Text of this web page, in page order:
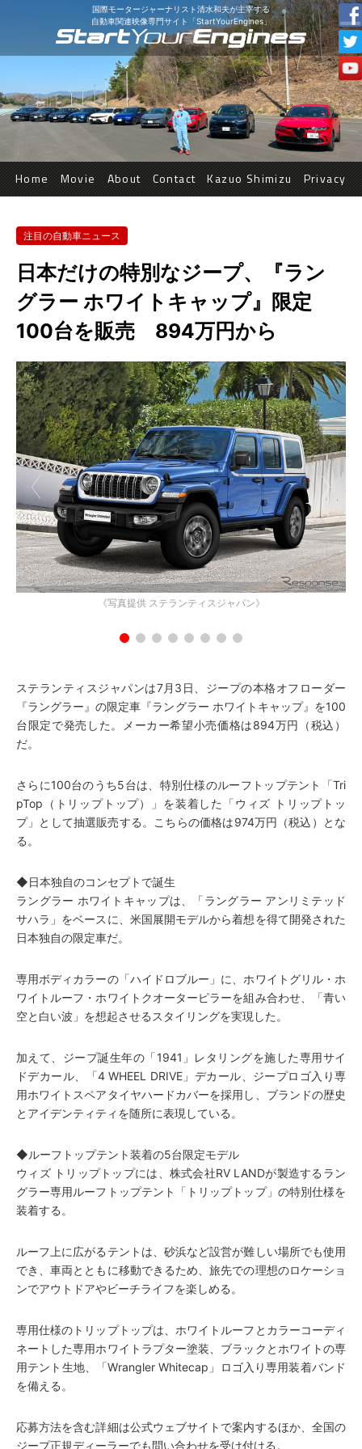
国際モータージャーナリスト清水和夫が主宰する
自動車関連映像専門サイト「StartYourEngines」
Home Movie About Contact Kazuo Shimizu Privacy
注目の自動車ニュース
日本だけの特別なジープ、『ラン
グラー ホワイトキャップ』限定
100台を販売 894万円から
《写真提供 ステランティスジャパン》
ステランティスジャパンは7月3日、ジープの本格オフローダー
『ラングラー』の限定車『ラングラー ホワイトキャップ』を100
台限定で発売した。メーカー希望小売価格は894万円（税込）
だ。
さらに100台のうち5台は、特別仕様のルーフトップテント「Tri
pTop（トリップトップ）」を装着した「ウィズ トリップトッ
プ」として抽選販売する。こちらの価格は974万円（税込）とな
る。
◆日本独自のコンセプトで誕生
ラングラー ホワイトキャップは、「ラングラー アンリミテッド
サハラ」をベースに、米国展開モデルから着想を得て開発された
日本独自の限定車だ。
専用ボディカラーの「ハイドロブルー」に、ホワイトグリル・ホ
ワイトルーフ・ホワイトクオーターピラーを組み合わせ、「青い
空と白い波」を想起させるスタイリングを実現した。
加えて、ジープ誕生年の「1941」レタリングを施した専用サイ
ドデカール、「4 WHEEL DRIVE」デカール、ジープロゴ入り専
用ホワイトスペアタイヤハードカバーを採用し、ブランドの歴史
とアイデンティティを随所に表現している。
◆ルーフトップテント装着の5台限定モデル
ウィズ トリップトップには、株式会社RV LANDが製造するラン
グラー専用ルーフトップテント「トリップトップ」の特別仕様を
装着する。
ルーフ上に広がるテントは、砂浜など設営が難しい場所でも使用
でき、車両とともに移動できるため、旅先での理想のロケーショ
ンでアウトドアやビーチライフを楽しめる。
専用仕様のトリップトップは、ホワイトルーフとカラーコーディ
ネートした専用ホワイトラプター塗装、ブラックとホワイトの専
用テント生地、「Wrangler Whitecap」ロゴ入り専用装着バンド
を備える。
応募方法を含む詳細は公式ウェブサイトで案内するほか、全国の
ジープ正規ディーラーでも問い合わせを受け付ける。